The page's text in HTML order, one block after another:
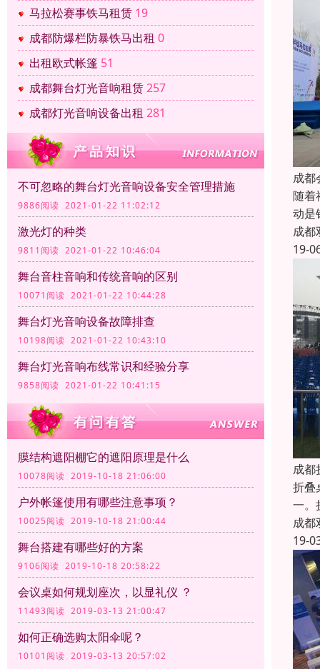
马拉松赛事铁马租赁 19
成都防爆栏防暴铁马出租 0
出租欧式帐篷 51
成都舞台灯光音响租赁257
成都灯光音响设备出租 281
不可忽略的舞台灯光音响设备安全管理措施
9886阅读 2021-01-22 11:02:12
激光灯的种类
9811阅读 2021-01-22 10:46:04
舞台音柱音响和传统音响的区别
10071阅读 2021-01-22 10:44:28
舞台灯光音响设备故障排查
10198阅读 2021-01-22 10:43:10
舞台灯光音响布线常识和经验分享
9858阅读 2021-01-22 10:41:15
膜结构遮阳棚它的遮阳原理是什么
10078阅读 2019-10-18 21:06:00
户外帐篷使用有哪些注意事项？
10025阅读 2019-10-18 21:00:44
舞台搭建有哪些好的方案
9106阅读 2019-10-18 20:58:22
会议桌如何规划座次，以显礼仪 ？
11493阅读 2019-03-13 21:00:47
如何正确选购太阳伞呢？
10101阅读 2019-03-13 20:57:02
成都
随着
动是
成都
19-
成都
折叠
一。
成都
19-